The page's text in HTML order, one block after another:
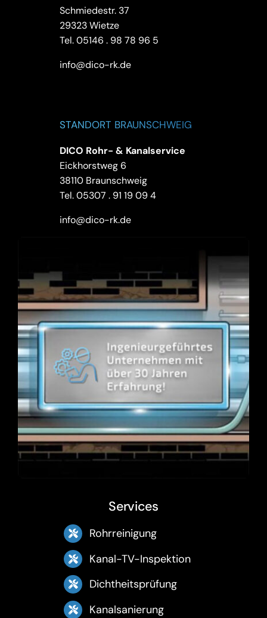
Schmiedestr. 37
29323 Wietze
Tel.05146 . 98 78 96 5
info@dico-rk.de
STANDORT BRAUNSCHWEIG
DICO Rohr- & Kanalservice
Eickhorstweg 6
38110 Braunschweig
Tel.05307 . 91 19 09 4
info@dico-rk.de
Services
Rohrreinigung
Kanal-TV-Inspektion
Dichtheitsprüfung
Kanalsanierung